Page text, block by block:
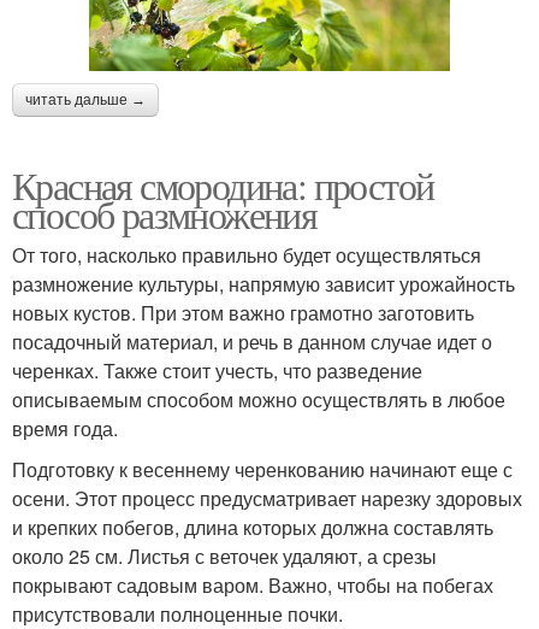
читать дальше →
Красная смородина: простой
способ размножения
От того, насколько правильно будет осуществляться
размножение культуры, напрямую зависит урожайность
новых кустов. При этом важно грамотно заготовить
посадочный материал, и речь в данном случае идет о
черенках. Также стоит учесть, что разведение
описываемым способом можно осуществлять в любое
время года.
Подготовку к весеннему черенкованию начинают еще с
осени. Этот процесс предусматривает нарезку здоровых
и крепких побегов, длина которых должна составлять
около 25 см. Листья с веточек удаляют, а срезы
покрывают садовым варом. Важно, чтобы на побегах
присутствовали полноценные почки.